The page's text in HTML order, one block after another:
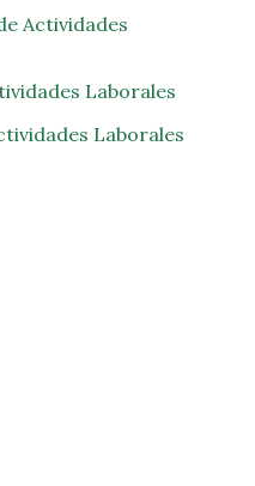
Actividades
Laborales
Laborales